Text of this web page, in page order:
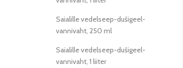
Saialille vedelseep-dušigeel-
vannivaht, 250 ml
Saialille vedelseep-dušigeel-
vannivaht, 1 liiter